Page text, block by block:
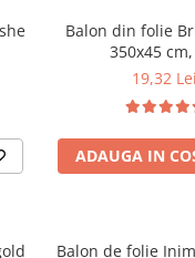
Balon din folie
350x45
19,32 Lei
ADAUGA IN
Balon de folie